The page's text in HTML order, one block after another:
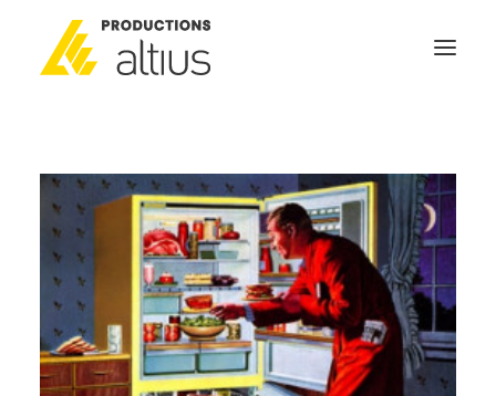
À PROPOS
MISSION
NOS SERVICES
POURQUOI INVESTIR
GÉNÉRATEURS DE NOUVELLES
NOUS JOINDRE